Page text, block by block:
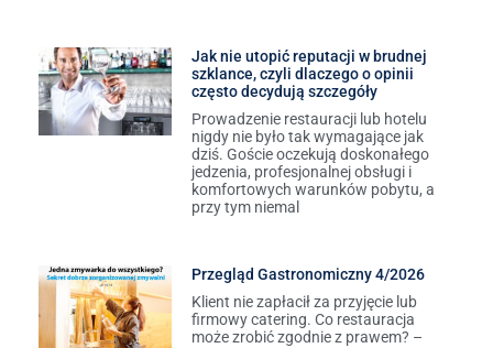
Jak nie utopić reputacji w brudnej
szklance, czyli dlaczego o opinii
często decydują szczegóły
Prowadzenie restauracji lub hotelu
nigdy nie było tak wymagające jak
dziś. Goście oczekują doskonałego
jedzenia, profesjonalnej obsługi i
komfortowych warunków pobytu, a
przy tym niemal
Przegląd Gastronomiczny 4/2026
Klient nie zapłacił za przyjęcie lub
firmowy catering. Co restauracja
może zrobić zgodnie z prawem? –